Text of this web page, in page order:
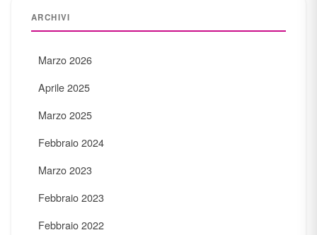
ARCHIVI
Marzo 2026
Aprile 2025
Marzo 2025
Febbraio 2024
Marzo 2023
Febbraio 2023
Febbraio 2022